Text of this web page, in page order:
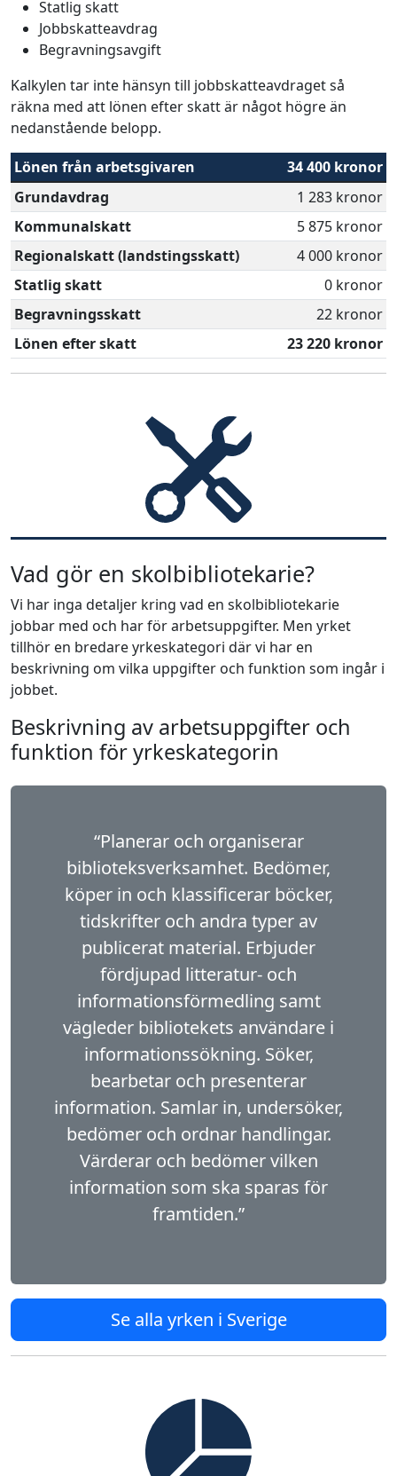
Statlig skatt
Jobbskatteavdrag
Begravningsavgift
Kalkylen tar inte hänsyn till jobbskatteavdraget så
räkna med att lönen efter skatt är något högre än
nedanstående belopp.
Lönen från arbetsgivaren
34 400 kronor
Grundavdrag
1 283 kronor
Kommunalskatt
5 875 kronor
Regionalskatt (landstingsskatt)
4 000 kronor
Statlig skatt
0 kronor
Begravningsskatt
22 kronor
Lönen efter skatt
23 220 kronor
Vad gör en skolbibliotekarie?
Vi har inga detaljer kring vad en skolbibliotekarie
jobbar med och har för arbetsuppgifter. Men yrket
tillhör en bredare yrkeskategori där vi har en
beskrivning om vilka uppgifter och funktion som ingår i
jobbet.
Beskrivning av arbetsuppgifter och
funktion för yrkeskategorin
“Planerar och organiserar
biblioteksverksamhet. Bedömer,
köper in och klassificerar böcker,
tidskrifter och andra typer av
publicerat material. Erbjuder
fördjupad litteratur- och
informationsförmedling samt
vägleder bibliotekets användare i
informationssökning. Söker,
bearbetar och presenterar
information. Samlar in, undersöker,
bedömer och ordnar handlingar.
Värderar och bedömer vilken
information som ska sparas för
framtiden.”
Se alla yrken i Sverige